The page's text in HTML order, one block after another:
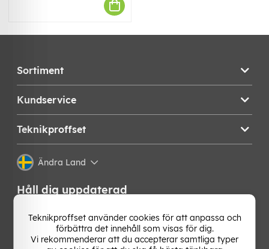
Sortiment
Kundservice
Teknikproffset
Ändra Land
Håll dig uppdaterad
Få de senaste nyheterna, hetaste erbjudandena och
bästa tipsen från oss direkt i din mejlkorg. Signa upp på
vårt nyhetsbrev!
Teknikproffset använder cookies för att anpassa och
förbättra det innehåll som visas för dig.
Vi rekommenderar att du accepterar samtliga typer